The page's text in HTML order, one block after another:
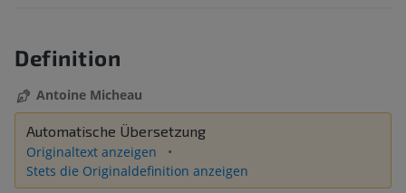
Definition
Antoine Micheau
Automatische Übersetzung
Originaltext anzeigen
Stets die Originaldefinition anzeigen